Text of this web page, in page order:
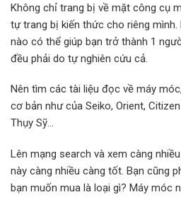
Không chỉ trang bị về mặt công cụ
tự trang bị kiến thức cho riêng mình.
nào có thể giúp bạn trở thành 1
đều phải do tự nghiên cứu cả.
Nên tìm các tài liệu đọc về máy
cơ bản như của Seiko, Orient,
Thụy Sỹ…
Lên mạng search và xem càng
này càng nhiều càng tốt. Bạn cũng
bạn muốn mua là loại gì? Máy móc